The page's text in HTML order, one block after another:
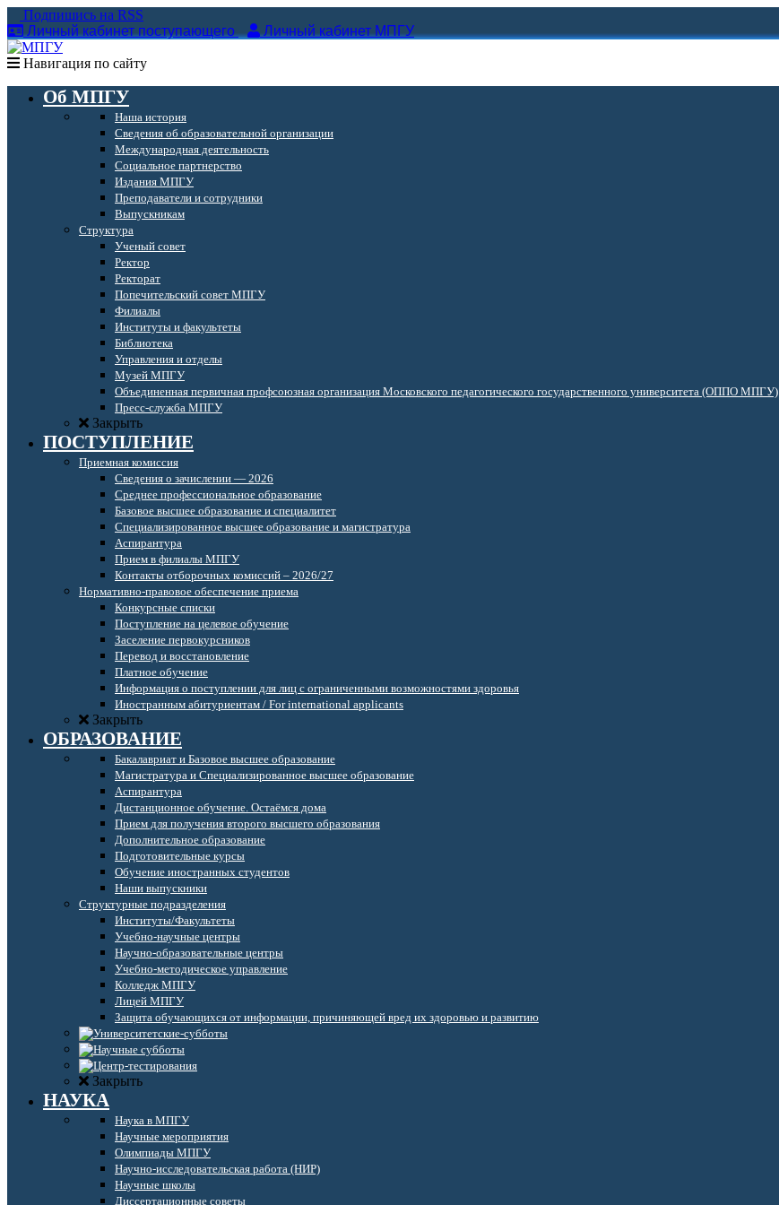
Подпишись на RSS
Личный кабинет поступающего
Личный кабинет МПГУ
Навигация по сайту
Об МПГУ
Наша история
Сведения об образовательной организации
Международная деятельность
Социальное партнерство
Издания МПГУ
Преподаватели и сотрудники
Выпускникам
Структура
Ученый совет
Ректор
Ректорат
Попечительский совет МПГУ
Филиалы
Институты и факультеты
Библиотека
Управления и отделы
Музей МПГУ
Объединенная первичная профсоюзная организация Московского педагогического государственного университета (ОППО МПГУ)
Пресс-служба МПГУ
Закрыть
ПОСТУПЛЕНИЕ
Приемная комиссия
Сведения о зачислении — 2026
Среднее профессиональное образование
Базовое высшее образование и специалитет
Специализированное высшее образование и магистратура
Аспирантура
Прием в филиалы МПГУ
Контакты отборочных комиссий – 2026/27
Нормативно-правовое обеспечение приема
Конкурсные списки
Поступление на целевое обучение
Заселение первокурсников
Перевод и восстановление
Платное обучение
Информация о поступлении для лиц с ограниченными возможностями здоровья
Иностранным абитуриентам / For international applicants
Закрыть
ОБРАЗОВАНИЕ
Бакалавриат и Базовое высшее образование
Магистратура и Специализированное высшее образование
Аспирантура
Дистанционное обучение. Остаёмся дома
Прием для получения второго высшего образования
Дополнительное образование
Подготовительные курсы
Обучение иностранных студентов
Наши выпускники
Структурные подразделения
Институты/Факультеты
Учебно-научные центры
Научно-образовательные центры
Учебно-методическое управление
Колледж МПГУ
Лицей МПГУ
Защита обучающихся от информации, причиняющей вред их здоровью и развитию
Закрыть
НАУКА
Наука в МПГУ
Научные мероприятия
Олимпиады МПГУ
Научно-исследовательская работа (НИР)
Научные школы
Диссертационные советы